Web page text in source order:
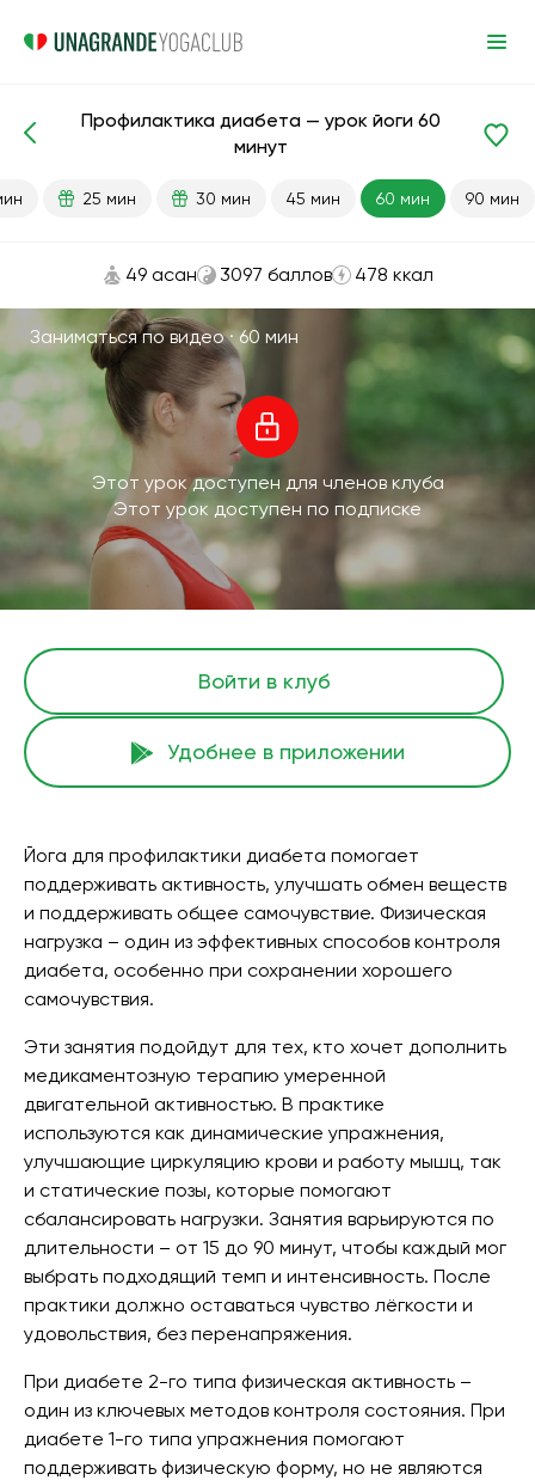
Диабет
Профилактика диабета — урок йоги 60
минут
25 мин 30 мин 45 мин 60 мин 90 мин
49 асан 3097 баллов 478 ккал
Заниматься по видео ·60 мин
Этот урок доступен для членов клуба
Этот урок доступен по подписке
Войти в клуб
Удобнее в приложении
Йога для профилактики диабета помогает
поддерживать активность, улучшать обмен веществ
и поддерживать общее самочувствие. Физическая
нагрузка – один из эффективных способов контроля
диабета, особенно при сохранении хорошего
самочувствия.
Эти занятия подойдут для тех, кто хочет дополнить
медикаментозную терапию умеренной
двигательной активностью. В практике
используются как динамические упражнения,
улучшающие циркуляцию крови и работу мышц, так
и статические позы, которые помогают
сбалансировать нагрузки. Занятия варьируются по
длительности – от 15 до 90 минут, чтобы каждый мог
выбрать подходящий темп и интенсивность. После
практики должно оставаться чувство лёгкости и
удовольствия, без перенапряжения.
При диабете 2-го типа физическая активность –
один из ключевых методов контроля состояния. При
диабете 1-го типа упражнения помогают
поддерживать физическую форму, но не являются